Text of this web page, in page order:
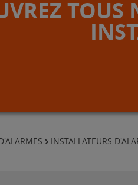
TOUS
INSTALLATEURS